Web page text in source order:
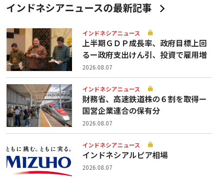
インドネシアニュースの最新記事
インドネシアニュース
上半期ＧＤＰ成長率、政府目標上回
るー政府支出けん引、投資で雇用増
2026.08.07
インドネシアニュース
財務省、高速鉄道株の６割を取得ー
国営企業連合の保有分
2026.08.07
インドネシアニュース
インドネシアルピア相場
2026.08.07